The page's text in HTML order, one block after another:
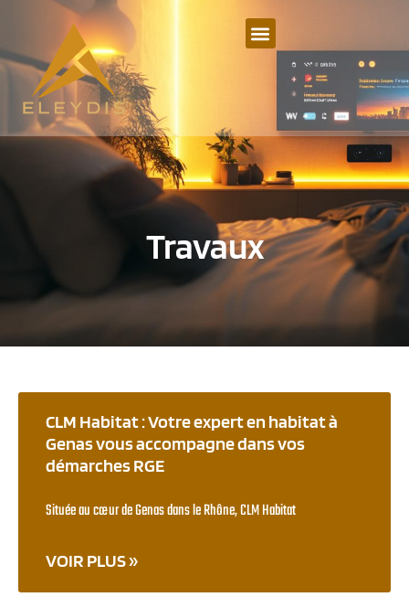
Travaux
CLM Habitat : Votre expert en habitat à
Genas vous accompagne dans vos
démarches RGE
Située au cœur de Genas dans le Rhône, CLM Habitat
VOIR PLUS »